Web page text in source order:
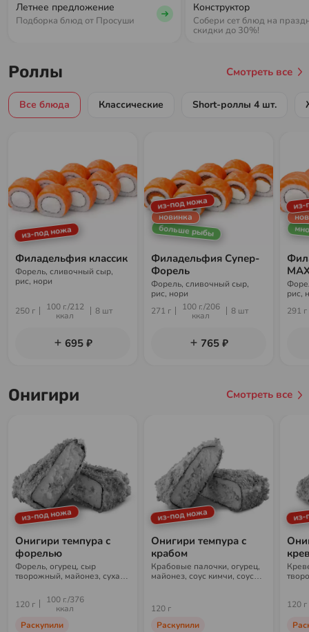
Летнее предложение
Подборка блюд от Просуши
Конструктор
Собери сет блюд на
скидки до 30%!
Роллы Смотреть все
Все блюда Классические Short-роллы 4 шт.
из-под ножа
Филадельфия классик
Форель, сливочный сыр,
рис, нори
250 г
100 г./212
ккал
8 шт
695 ₽
из-под ножа
новинка
больше рыбы
Филадельфия Супер-
Форель
Форель, сливочный сыр,
рис, нори
271 г
100 г./206
ккал
8 шт
765 ₽
из-
рис,
291 г
Онигири Смотреть все
из-под ножа
Онигири темпура с
форелью
Форель, огурец, сыр
творожный, майонез, сухари
120 г
100 г./376
ккал
Раскупили
из-под ножа
Онигири темпура с
крабом
Крабовые палочки, огурец,
майонез, соус кимчи, соус
120 г
Раскупили
из-
120 г